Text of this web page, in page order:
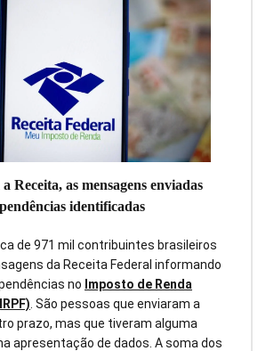
Receita, as mensagens enviadas
identificadas
de 971 mil contribuintes brasileiros
da Receita Federal informando
no Imposto de Renda
. São pessoas que enviaram a
prazo, mas que tiveram alguma
apresentação de dados. A soma dos